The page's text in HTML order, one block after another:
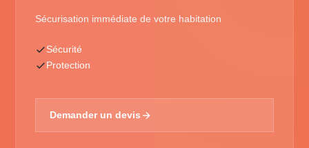
Sécurisation immédiate de votre habitation
Sécurité
Protection
Demander un devis